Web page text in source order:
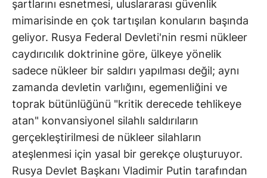
şartlarını esnetmesi, uluslararası güvenlik
mimarisinde en çok tartışılan konuların başında
geliyor. Rusya Federal Devleti'nin resmi nükleer
caydırıcılık doktrinine göre, ülkeye yönelik
sadece nükleer bir saldırı yapılması değil; aynı
zamanda devletin varlığını, egemenliğini ve
toprak bütünlüğünü "kritik derecede tehlikeye
atan" konvansiyonel silahlı saldırıların
gerçekleştirilmesi de nükleer silahların
ateşlenmesi için yasal bir gerekçe oluşturuyor.
Rusya Devlet Başkanı Vladimir Putin tarafından